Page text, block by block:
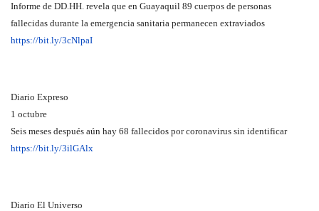
Informe de DD.HH. revela que en Guayaquil 89 cuerpos de personas
fallecidas durante la emergencia sanitaria permanecen extraviados
https://bit.ly/3cNlpaI
Diario Expreso
1 octubre
Seis meses después aún hay 68 fallecidos por coronavirus sin identificar
https://bit.ly/3ilGAlx
Diario El Universo